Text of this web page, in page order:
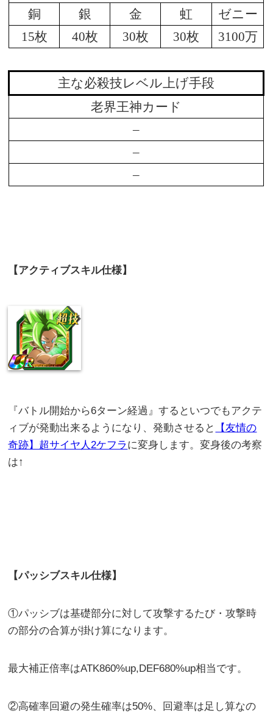
銅
銀 金 虹
ゼニー
15枚
40枚 30枚 30枚 3100万
主な必殺技レベル上げ手段
老界王神カード
–
–
–
【アクティブスキル仕様】
『バトル開始から6ターン経過』するといつでもアクテ
ィブが発動出来るようになり、発動させると
【友情の
奇跡】超サイヤ人2ケフラ に変身します。変身後の考察
は↑
【パッシブスキル仕様】
①パッシブは基礎部分に対して攻撃するたび・攻撃時
の部分の合算が掛け算になります。
最大補正倍率はATK860%up,DEF680%up相当です。
②高確率回避の発生確率は50%、回避率は足し算なの